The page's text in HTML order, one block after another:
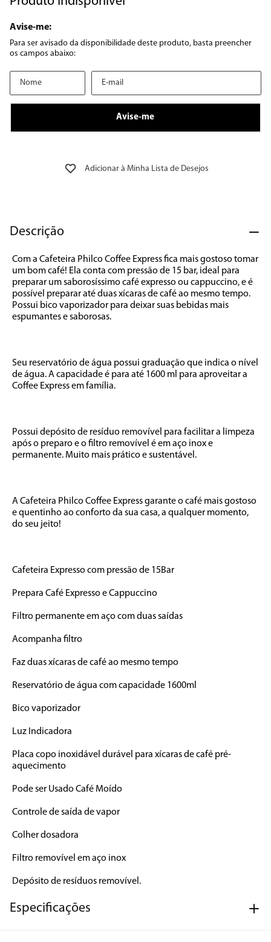
Descrição
Com a Cafeteira Philco Coffee Express fica mais gostoso tomar
um bom café! Ela conta com pressão de 15 bar, ideal para
preparar um saborosíssimo café expresso ou cappuccino, e é
possível preparar até duas xícaras de café ao mesmo tempo.
Possui bico vaporizador para deixar suas bebidas mais
espumantes e saborosas.
Seu reservatório de água possui graduação que indica o nível
de água. A capacidade é para até 1600 ml para aproveitar a
Coffee Express em família.
Possui depósito de resíduo removível para facilitar a limpeza
após o preparo e o filtro removível é em aço inox e
permanente. Muito mais prático e sustentável.
A Cafeteira Philco Coffee Express garante o café mais gostoso
e quentinho ao conforto da sua casa, a qualquer momento,
do seu jeito!
Cafeteira Expresso com pressão de 15Bar
Prepara Café Expresso e Cappuccino
Filtro permanente em aço com duas saídas
Acompanha filtro
Faz duas xícaras de café ao mesmo tempo
Reservatório de água com capacidade 1600ml
Bico vaporizador
Luz Indicadora
Placa copo inoxidável durável para xícaras de café pré-
aquecimento
Pode ser Usado Café Moído
Controle de saída de vapor
Colher dosadora
Filtro removível em aço inox
Depósito de resíduos removível.
Especificações
8º 12000
9 º geladeira
10º inverter